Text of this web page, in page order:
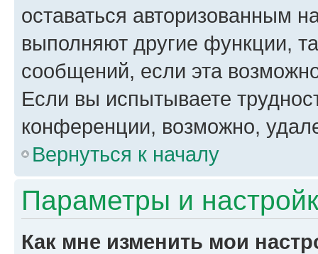
оставаться авторизованным
выполняют другие функции,
сообщений, если эта
Если вы испытываете
конференции, возможно,
Вернуться к началу
Параметры и
Как мне изменить мои